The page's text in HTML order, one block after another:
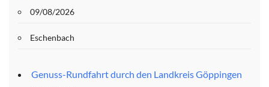
09/08/2026
Eschenbach
Genuss-Rundfahrt durch den Landkreis Göppingen